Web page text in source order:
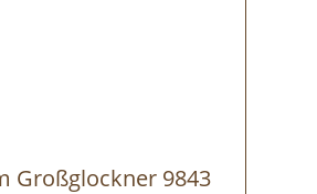
Großglockner 9843